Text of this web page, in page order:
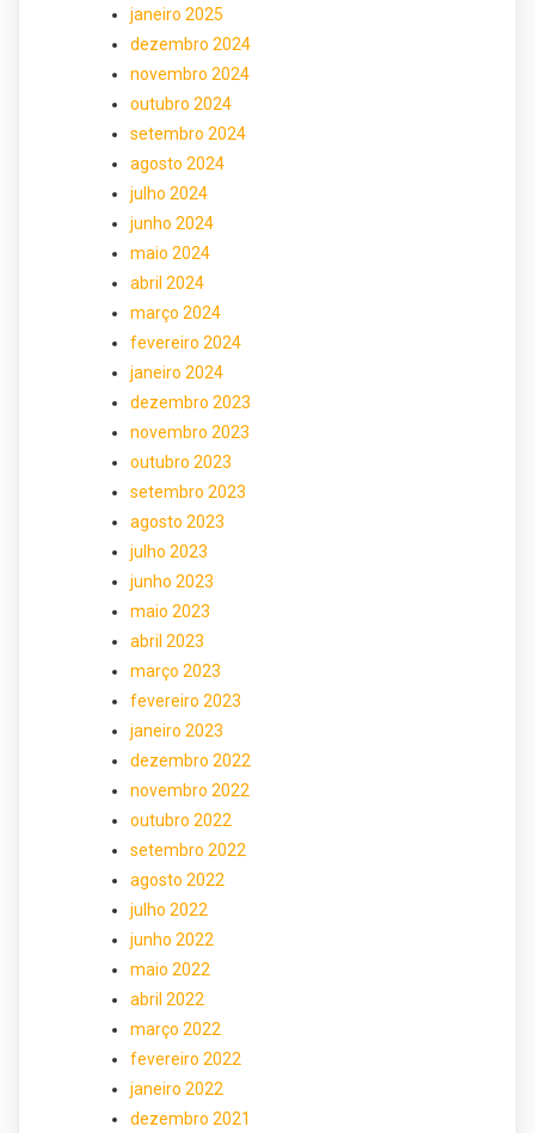
janeiro 2025
dezembro 2024
novembro 2024
outubro 2024
setembro 2024
agosto 2024
julho 2024
junho 2024
maio 2024
abril 2024
março 2024
fevereiro 2024
janeiro 2024
dezembro 2023
novembro 2023
outubro 2023
setembro 2023
agosto 2023
julho 2023
junho 2023
maio 2023
abril 2023
março 2023
fevereiro 2023
janeiro 2023
dezembro 2022
novembro 2022
outubro 2022
setembro 2022
agosto 2022
julho 2022
junho 2022
maio 2022
abril 2022
março 2022
fevereiro 2022
janeiro 2022
dezembro 2021